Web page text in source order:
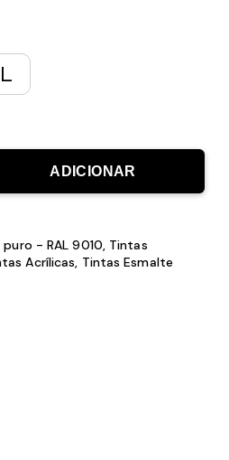
ADICIONAR
- RAL 9010, Tintas
Acrílicas, Tintas Esmalte